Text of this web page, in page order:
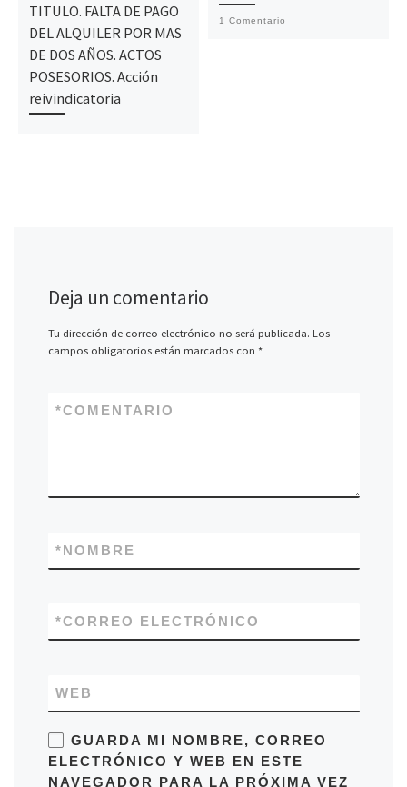
TITULO. FALTA DE PAGO
DEL ALQUILER POR MAS
DE DOS AÑOS. ACTOS
POSESORIOS. Acción
reivindicatoria
1 Comentario
Deja un comentario
Tu dirección de correo electrónico no será publicada. Los
campos obligatorios están marcados con *
COMENTARIO
*
NOMBRE
*
CORREO ELECTRÓNICO
*
WEB
GUARDA MI NOMBRE, CORREO
ELECTRÓNICO Y WEB EN ESTE
NAVEGADOR PARA LA PRÓXIMA VEZ